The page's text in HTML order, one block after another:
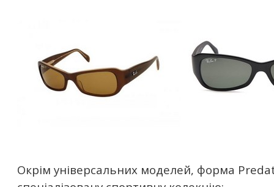
Окрім універсальних моделей, форма